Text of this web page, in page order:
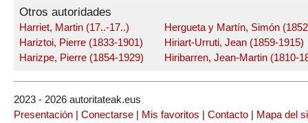
Otros autoridades
Harriet, Martin (17..-17..)
Hariztoi, Pierre (1833-1901)
Harizpe, Pierre (1854-1929)
Hergueta y Martín, Simón
Hiriart-Urruti, Jean (1859-1915)
Hiribarren, Jean-Martin (1810-
2023 - 2026 autoritateak.eus
Presentación | Conectarse | Mis favoritos | Contacto | Mapa del